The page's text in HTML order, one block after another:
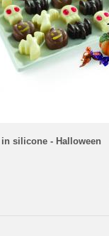
silicone - Halloween